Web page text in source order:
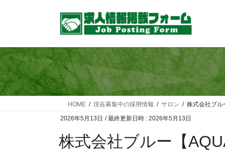
ツ
へ
ス
キ
シ
ョ
ン
に
HOME 現在募集中の採用情報 サロン
株式会社ブル
2026年5月13日 / 最終更新日時 : 2026年5月13日
株式会社ブルー【